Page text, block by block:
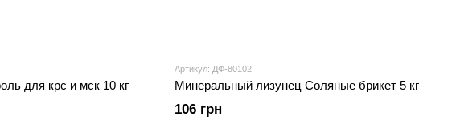
для крс и мск 10 кг
Артикул: ДФ-80102
Минеральный лизунец Соляные брикет 5 кг
106 грн